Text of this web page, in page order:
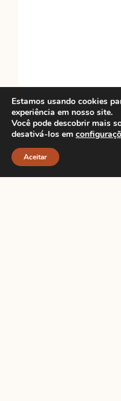
Estamos usando cookies
experiência em nosso site.
Você pode descobrir mais
desativá-los em
Aceitar